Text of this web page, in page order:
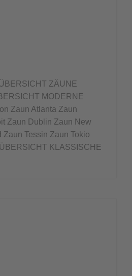
ZÄUNE
MODERNE
Zaun Atlanta Zaun
Zaun Dublin Zaun New
Zaun Tessin Zaun Tokio
KLASSISCHE